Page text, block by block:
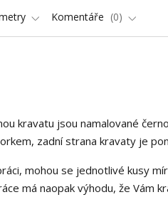
Komentáře 0
kravatu jsou namalované
zadní strana kravaty je
mohou se jednotlivé kusy
má naopak výhodu, že Vám